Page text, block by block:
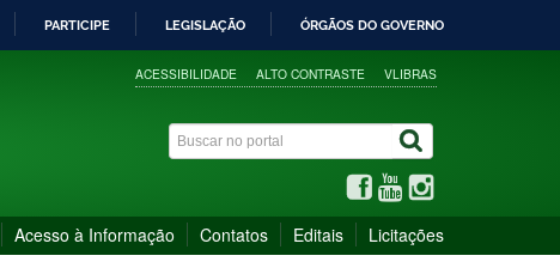
PARTICIPE LEGISLAÇÃO ÓRGÃOS DO GOVERNO
ACESSIBILIDADE ALTO CONTRASTE VLIBRAS
Acesso à Informação Contatos Editais Licitações